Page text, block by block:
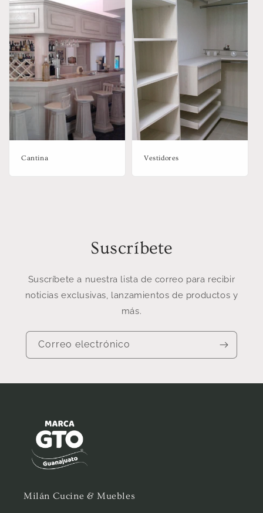
Cantina Vestidores
Suscríbete
Suscríbete a nuestra lista de correo para recibir
noticias exclusivas, lanzamientos de productos y
más.
Correo electrónico
Milán Cucine & Muebles